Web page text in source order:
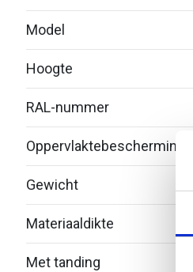
Model
Hoogte
RAL-nummer
Oppervlaktebescherming
Gewicht
Materiaaldikte
Met tanding